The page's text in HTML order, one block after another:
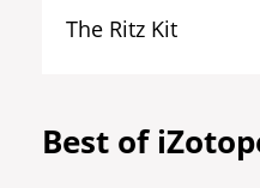
The Ritz Kit
Best of